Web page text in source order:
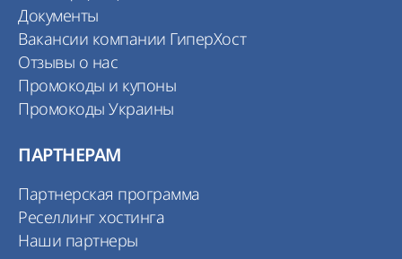
Документы
Вакансии компании ГиперХост
Отзывы о нас
Промокоды и купоны
Промокоды Украины
ПАРТНЕРАМ
Партнерская программа
Реселлинг хостинга
Наши партнеры